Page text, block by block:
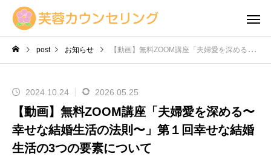
post お知らせ 【動画】無料ZOOM講座「夫婦愛を深める〜幸せな結婚生活の法則〜」第１回幸せな結婚生活の3つの要素について
2024.10.24 2026.05.25
【動画】無料ZOOM講座「夫婦愛を深める〜
幸せな結婚生活の法則〜」第１回幸せな結婚
生活の3つの要素について